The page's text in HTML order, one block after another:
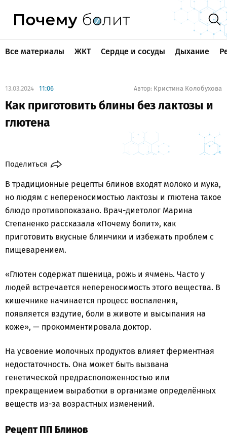
Все материалы ЖКТ Сердце и сосуды Дыхание
13.03.2024 11:06 Автор: Кристина Колобухова
Как приготовить блины без лактозы и
глютена
Поделиться
В традиционные рецепты блинов входят молоко и мука,
но людям с непереносимостью лактозы и глютена такое
блюдо противопоказано. Врач-диетолог Марина
Степаненко рассказала «Почему болит», как
приготовить вкусные блинчики и избежать проблем с
пищеварением.
«Глютен содержат пшеница, рожь и ячмень. Часто у
людей встречается непереносимость этого вещества. В
кишечнике начинается процесс воспаления,
появляется вздутие, боли в животе и высыпания на
коже», — прокомментировала доктор.
На усвоение молочных продуктов влияет ферментная
недостаточность. Она может быть вызвана
генетической предрасположенностью или
прекращением выработки в организме определённых
веществ из-за возрастных изменений.
Рецепт ПП Блинов